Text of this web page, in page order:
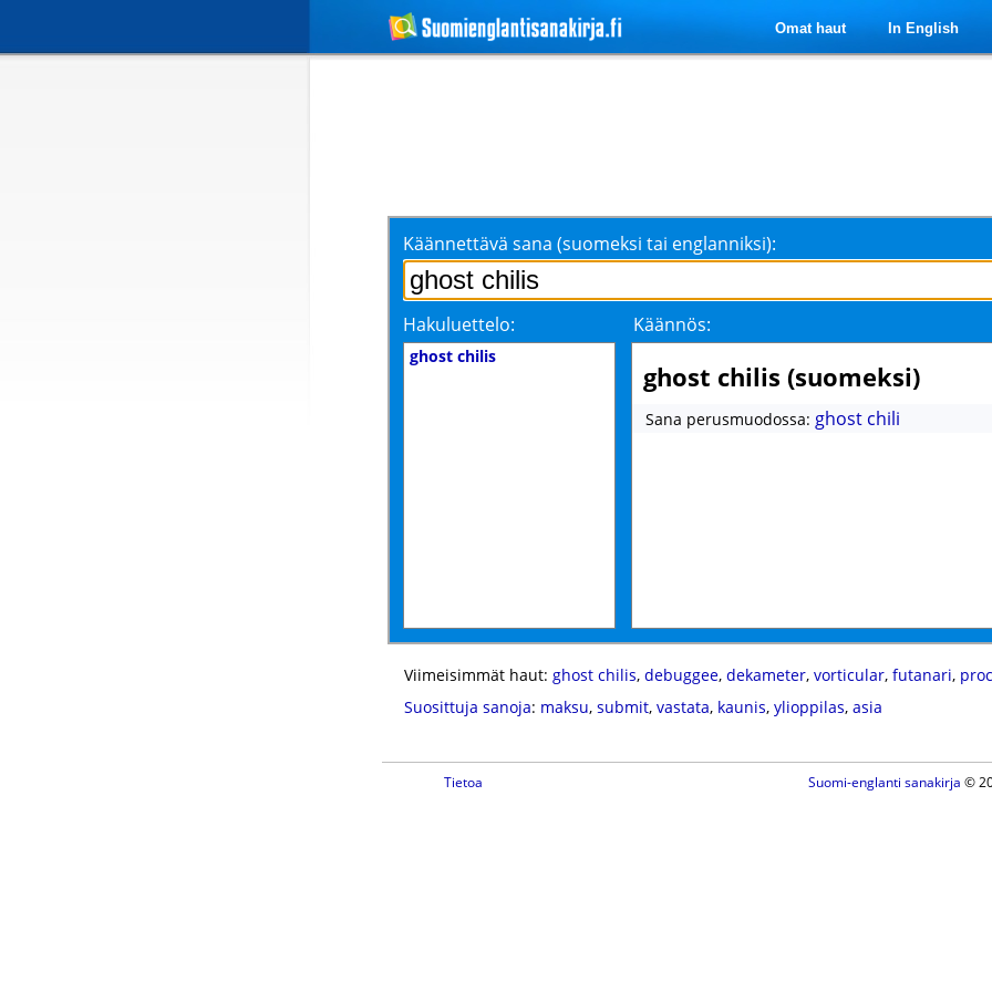
Omat haut In English
Käännettävä sana (suomeksi tai englanniksi):
Hakuluettelo: Käännös:
ghost chilis
ghost chilis (suomeksi)
Sana perusmuodossa: ghost chili
Viimeisimmät haut: ghost chilis, debuggee, dekameter, vorticular, futanari,
Suosittuja sanoja: maksu, submit, vastata, kaunis, ylioppilas, asia
Tietoa Suomi-englanti sanakirja ©